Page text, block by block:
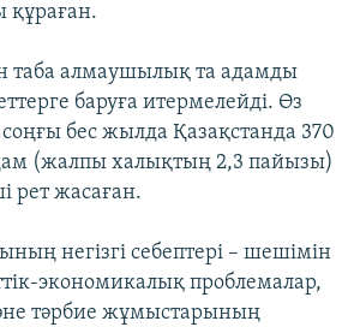
таба алмаушылық та адамды
баруға итермелейді. Өз
бес жылда Қазақстанда 370
(жалпы халықтың 2,3 пайызы)
рет жасаған.
негізгі себептері – шешімін
экономикалық проблемалар,
тәрбие жұмыстарының